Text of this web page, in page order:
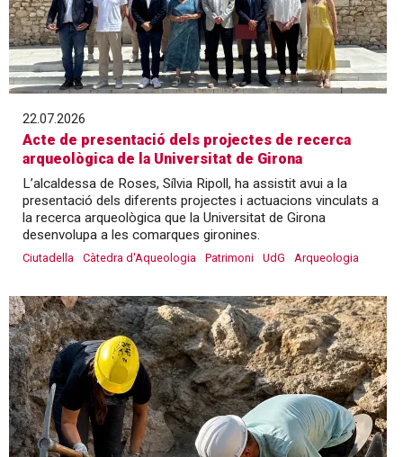
22.07.2026
Acte de presentació dels projectes de recerca
arqueològica de la Universitat de Girona
L’alcaldessa de Roses, Sílvia Ripoll, ha assistit avui a la
presentació dels diferents projectes i actuacions vinculats a
la recerca arqueològica que la Universitat de Girona
desenvolupa a les comarques gironines.
Ciutadella Càtedra d'Aqueologia Patrimoni UdG Arqueologia